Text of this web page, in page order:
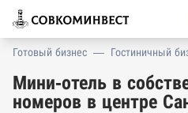
Готовый бизнес — Гостиничный
Мини-отель в
номеров в центре